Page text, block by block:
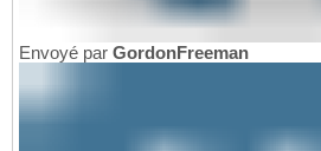
Envoyé par GordonFreeman